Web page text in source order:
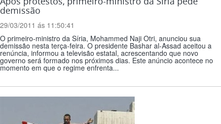
demissão
29/03/2011 ás 11:50:41
O primeiro-ministro da Síria, Mohammed Naji Otri, anunciou sua
demissão nesta terça-feira. O presidente Bashar al-Assad aceitou a
renúncia, informou a televisão estatal, acrescentando que novo
governo será formado nos próximos dias. Este anúncio acontece no
momento em que o regime enfrenta...